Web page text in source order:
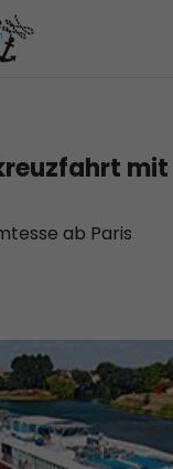
mit
ab Paris